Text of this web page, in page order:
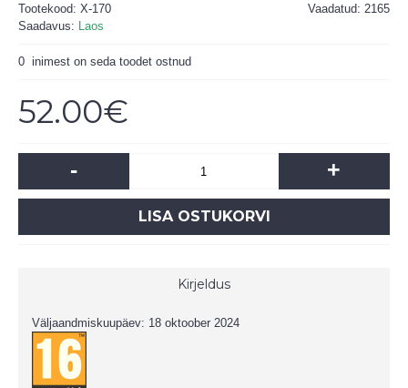
Vaadatud: 2165
Tootekood: X-170
Saadavus: Laos
0 inimest on seda toodet ostnud
52.00€
- +
LISA OSTUKORVI
Kirjeldus
Väljaandmiskuupäev: 18 oktoober 2024